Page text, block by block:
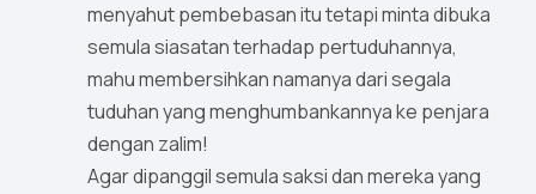
menyahut pembebasan itu tetapi minta dibuka
semula siasatan terhadap pertuduhannya,
mahu membersihkan namanya dari segala
tuduhan yang menghumbankannya ke penjara
dengan zalim!
Agar dipanggil semula saksi dan mereka yang